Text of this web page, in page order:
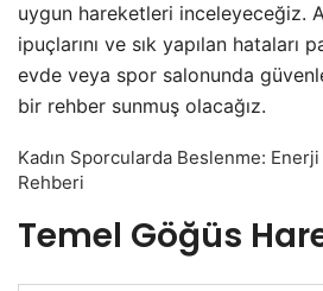
uygun hareketleri inceleyeceğiz.
ipuçlarını ve sık yapılan hataları
evde veya spor salonunda
bir rehber sunmuş olacağız.
Kadın Sporcularda Beslenme:
Rehberi
Temel Göğüs